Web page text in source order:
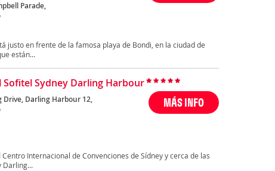
Parade,
justo en frente de la famosa playa de Bondi, en la ciudad de
están...
Sofitel Sydney Darling Harbour
Drive, Darling Harbour 12, MÁS INFO
Internacional de Convenciones de Sídney y cerca de las
Darling...